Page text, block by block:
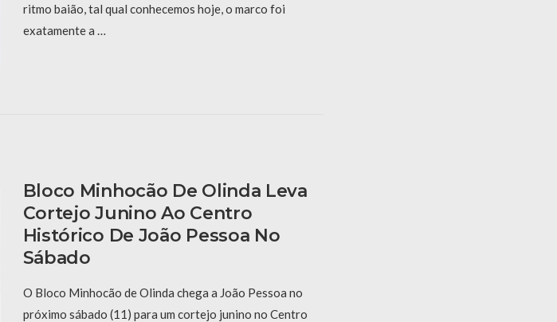
ritmo baião, tal qual conhecemos hoje, o marco foi
exatamente a …
Bloco Minhocão De Olinda Leva
Cortejo Junino Ao Centro
Histórico De João Pessoa No
Sábado
O Bloco Minhocão de Olinda chega a João Pessoa no
próximo sábado (11) para um cortejo junino no Centro